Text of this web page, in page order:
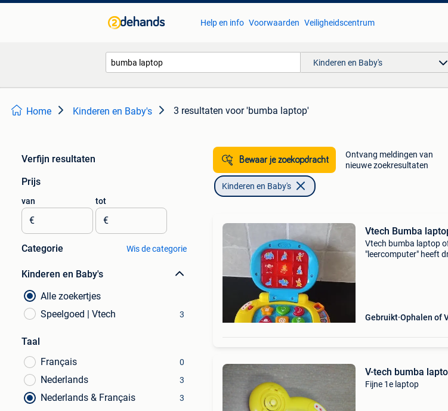
Help en info Voorwaarden Veiligheidscentrum
Kinderen en Baby's
Home Kinderen en Baby's 3 resultaten voor 'bumba laptop'
Verfijn resultaten
Prijs
van
€
tot
€
Categorie Wis de categorie
Kinderen en Baby's
Alle zoekertjes
Speelgoed | Vtech
3
Taal
Français
0
Nederlands 3
Nederlands & Français 3
Bewaar je zoekopdracht
Ontvang meldingen van
nieuwe zoekresultaten
Kinderen en Baby's
Vtech Bumba
Vtech bumba laptop
"leercomputer" heeft
Gebruikt Ophalen of
V-tech bumba
Fijne 1e laptop